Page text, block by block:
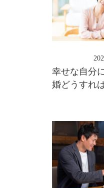
幸せな自分
婚どうすれ